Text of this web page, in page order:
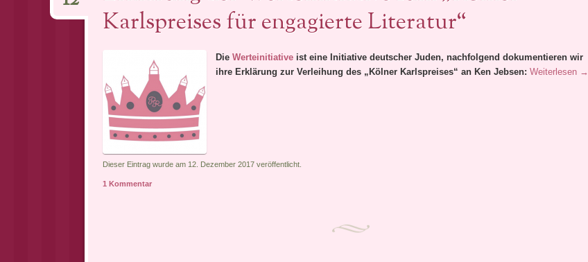
Karlspreises für engagierte Literatur“
Die Werteinitiativeist eine Initiative deutscher Juden, nachfolgend dokumentieren wir
ihre Erklärung zur Verleihung des „Kölner Karlspreises“ an Ken Jebsen: Weiterlesen →
Dieser Eintrag wurde am 12. Dezember 2017 veröffentlicht.
1 Kommentar